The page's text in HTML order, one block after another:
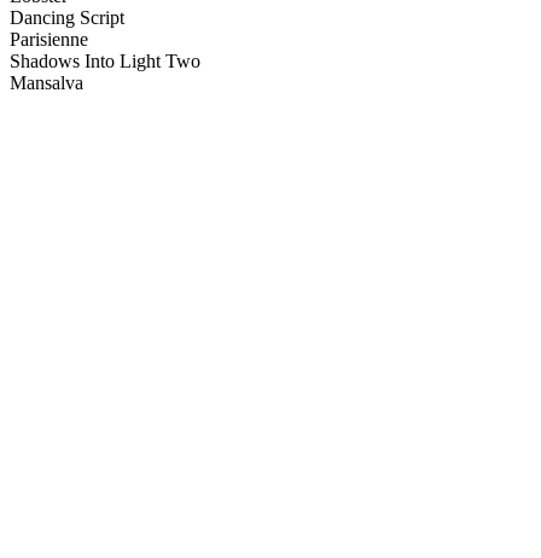
Dancing Script
Parisienne
Shadows Into Light Two
Mansalva